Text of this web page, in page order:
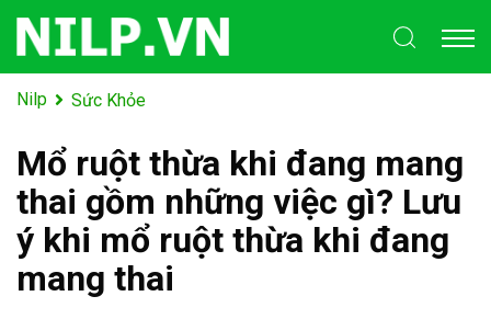
Nilp Sức Khỏe
Mổ ruột thừa khi đang mang
thai gồm những việc gì? Lưu
ý khi mổ ruột thừa khi đang
mang thai